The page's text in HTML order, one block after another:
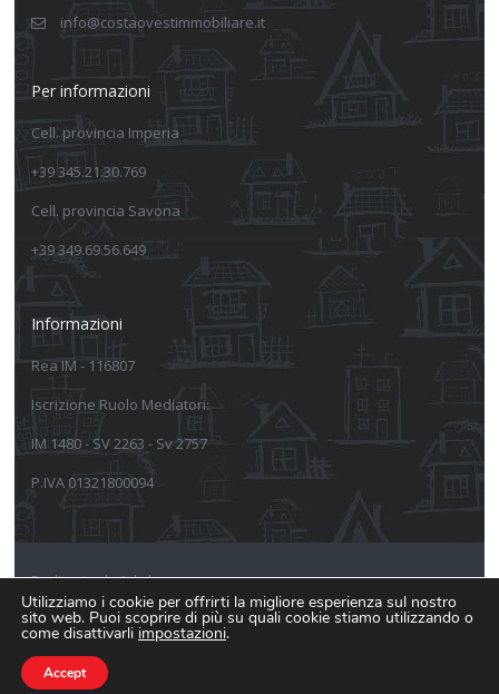
info@costaovestimmobiliare.it
Per informazioni
Cell. provincia Imperia
+39 345.21.30.769
Cell. provincia Savona
+39 349.69.56.649
Informazioni
Rea IM - 116807
Iscrizione Ruolo Mediatori:
IM 1480 - SV 2263 - Sv 2757
P.IVA 01321800094
Realizzato da Arkeba
Informativa sulla privacy
Informativa estesa Cookie Policy
Utilizziamo i cookie per offrirti la migliore esperienza sul nostro
sito web. Puoi scoprire di più su quali cookie stiamo utilizzando o
come disattivarli impostazioni.
Accept